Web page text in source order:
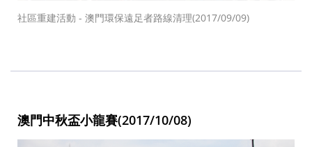
社區重建活動 - 澳門環保遠足者路線清理(2017/09/09)
澳門中秋盃小龍賽(2017/10/08)